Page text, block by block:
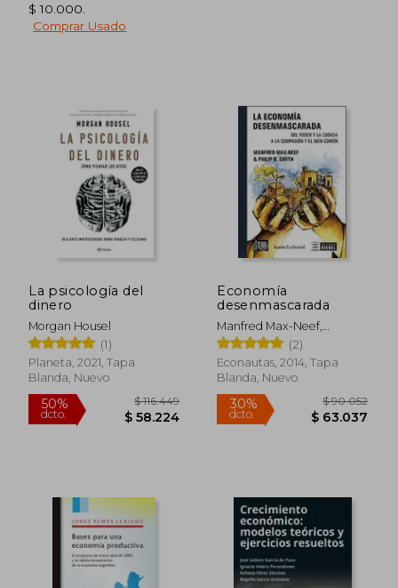
10%
$ 10.000
Comprar Usado
La psicología del
dinero
Morgan Housel
(1)
Planeta, 2021, Tapa
Blanda, Nuevo
50%
$ 58.224
Economía
desenmascarada
Manfred Max-Neef,
Antonio Elizalde, Martín
Hopenhayn
(2)
Econautas, 2014, Tapa
Blanda, Nuevo
30%
dcto. $